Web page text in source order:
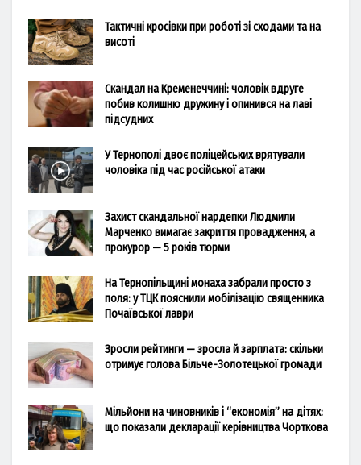
Тактичні кросівки при роботі зі сходами та на
висоті
Скандал на Кременеччині: чоловік вдруге
побив колишню дружину і опинився на лаві
підсудних
У Тернополі двоє поліцейських врятували
чоловіка під час російської атаки
Захист скандальної нардепки Людмили
Марченко вимагає закриття провадження, а
прокурор — 5 років тюрми
На Тернопільщині монаха забрали просто з
поля: у ТЦК пояснили мобілізацію священника
Почаївської лаври
Зросли рейтинги — зросла й зарплата: скільки
отримує голова Більче-Золотецької громади
Мільйони на чиновників і “економія” на дітях:
що показали декларації керівництва Чорткова